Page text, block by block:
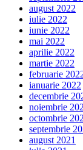
august 2022
iulie 2022
iunie 2022
mai 2022
aprilie 2022
martie 2022
februarie
ianuarie 2022
decembrie
noiembrie
octombrie
septembrie
august 2021